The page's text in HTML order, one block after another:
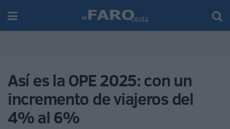
Así es la OPE 2025: con un
incremento de viajeros del
4% al 6%